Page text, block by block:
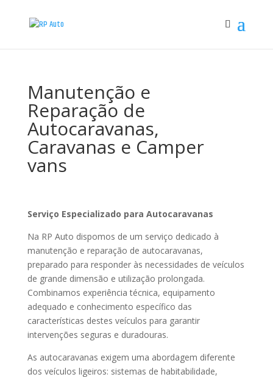
Manutenção e
Reparação de
Autocaravanas,
Caravanas e Camper
vans
Serviço Especializado para Autocaravanas
Na RP Auto dispomos de um serviço dedicado à
manutenção e reparação de autocaravanas,
preparado para responder às necessidades de veículos
de grande dimensão e utilização prolongada.
Combinamos experiência técnica, equipamento
adequado e conhecimento específico das
características destes veículos para garantir
intervenções seguras e duradouras.
As autocaravanas exigem uma abordagem diferente
dos veículos ligeiros: sistemas de habitabilidade,